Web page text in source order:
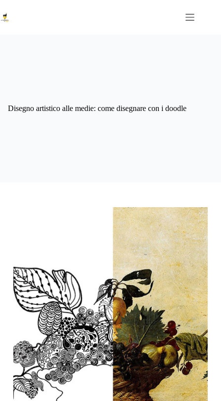
al
contenuto
Disegno artistico alle medie: come disegnare con i doodle